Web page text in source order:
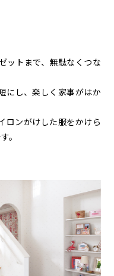
ットまで、無駄なくつな
にし、楽しく家事がはか
ロンがけした服をかけら
。